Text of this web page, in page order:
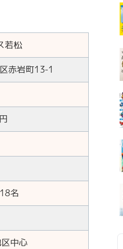
若松
赤岩町13-1
名
中心